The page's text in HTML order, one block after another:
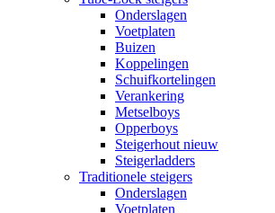
Onderslagen
Voetplaten
Buizen
Koppelingen
Schuifkortelingen
Verankering
Metselboys
Opperboys
Steigerhout nieuw
Steigerladders
Traditionele steigers
Onderslagen
Voetplaten